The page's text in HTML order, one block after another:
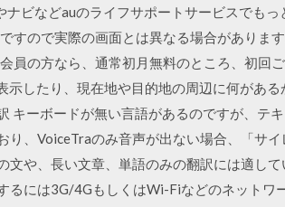
ビなどauのライフサポートサービスでも
すので実際の画面とは異なる場合がありま
員の方なら、通常初月無料のところ、初回
示したり、現在地や目的地の周辺に何があ
キーボードが無い言語があるのですが、テ
り、VoiceTraのみ音声が出ない場合、「サ
や、長い文章、単語のみの翻訳には適し
るには3G/4GもしくはWi-Fiなどのネットワ